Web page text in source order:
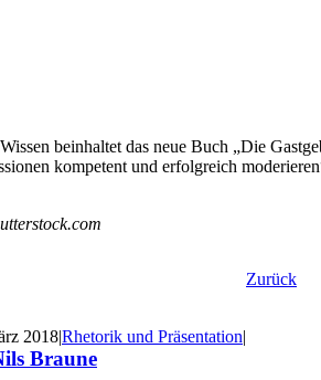
beinhaltet das neue Buch „Die
kompetent und erfolgreich
Zurück
2018|Rhetorik und Präsentation|
Braune